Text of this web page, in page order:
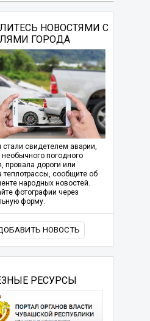
НОВОСТЯМИ С
ГОРОДА
стали свидетелем аварии,
погодного
провала дороги или
теплотрассы, сообщите об
народных новостей.
фотографии через
форму.
НОВОСТЬ
РЕСУРСЫ